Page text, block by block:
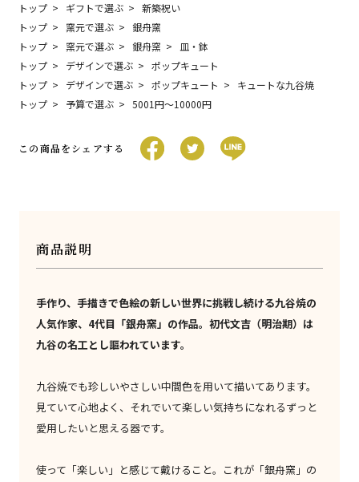
トップ
ギフトで選ぶ
新築祝い
トップ
窯元で選ぶ
銀舟窯
トップ
窯元で選ぶ 銀舟窯
皿・鉢
トップ
デザインで選ぶ
ポップキュート
トップ
デザインで選ぶ ポップキュート
キュートな九谷焼
トップ
予算で選ぶ 5001円〜10000円
この商品をシェアする
商品説明
手作り、手描きで色絵の新しい世界に挑戦し続ける九谷焼の
人気作家、4代目「銀舟窯」の作品。初代文吉（明治期）は
九谷の名工とし謳われています。
九谷焼でも珍しいやさしい中間色を用いて描いてあります。
見ていて心地よく、それでいて楽しい気持ちになれるずっと
愛用したいと思える器です。
使って「楽しい」と感じて戴けること。これが「銀舟窯」の